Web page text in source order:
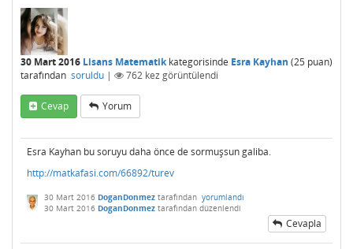
30 Mart 2016 Lisans Matematikkategorisinde Esra Kayhan (25 puan)
tarafından soruldu | 762 kez görüntülendi
Cevap Yorum
Esra Kayhan bu soruyu daha önce de sormuşsun galiba.
http://matkafasi.com/66892/turev
30 Mart 2016 DoganDonmez tarafından yorumlandı
30 Mart 2016 DoganDonmez tarafından düzenlendi
Cevapla